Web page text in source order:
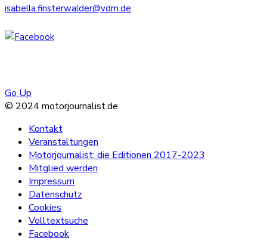
isabella.finsterwalder@vdm.de
Go Up
© 2024 motorjournalist.de
Kontakt
Veranstaltungen
Motorjournalist: die Editionen 2017-2023
Mitglied werden
Impressum
Datenschutz
Cookies
Volltextsuche
Facebook